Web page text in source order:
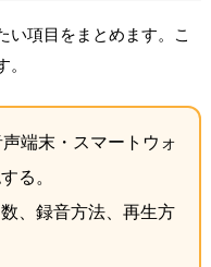
い項目をまとめます。こ
端末・スマートウォ
る。
、録音方法、再生方